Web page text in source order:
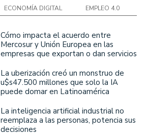
ECONOMÍA DIGITAL EMPLEO 4.0
Cómo impacta el acuerdo entre
Mercosur y Unión Europea en las
empresas que exportan o dan servicios
La uberización creó un monstruo de
u$s47.500 millones que solo la IA
puede domar en Latinoamérica
La inteligencia artificial industrial no
reemplaza a las personas, potencia sus
decisiones